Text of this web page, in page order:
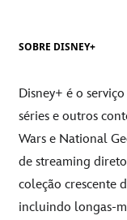
SOBRE DISNEY+
Disney+ é o
séries e outros
Wars e National
de streaming
coleção crescente
incluindo longas-